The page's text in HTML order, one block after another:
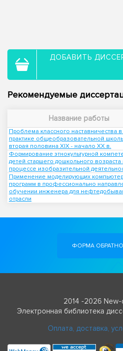
ДОБАВИТЬ
Рекомендуемые
Название работы
Проблема классного наставничества в
практике общеобразовательной
вторая половина ХIХ - начало ХХ в.
Формирование этнокультурной
детей старшего дошкольного возраста
процессе изобразительной
Применение моделирующих
программ в профессионально
обучении инженера для
отрасли
ФОРМА
2014 -2026
Электронная библиотека
Оплата, доставка,